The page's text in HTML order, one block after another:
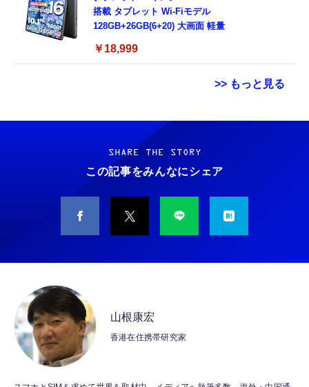
搭載 タブレット Wi-Fiモデル
128GB+26GB(6+20) 大画面 軽量
￥18,999
>> もっと見る
【ダウンロード版】契約事務手数料が無料に
なるmineoエントリーパッケージ
docomo/au/SoftBankの3回線が選べる格安
SIMカード【Amazon.co.jp限定】
￥100
【DL版】【初期費用3,300円が無料 ※1契約者
2回線/年に限り】IIJmioえらべるSIMカード
￥290
対応 ケーブル一体型 1.5m PSE認証品 GaN採
用 折りたたみ式プラグ しろちゃん 【
iPhone16 15 等対応】 EC-AC6920WF
USB Type Cケーブル【1m+1m+2m+2m/4
用 Garmin FORERUNNER 70 / 170 / 170
Music ガラスフィルム 保護フィルム 【3枚セ
ット 国産旭硝子素材】 用 ガーミン
FORERUNNER 70/170/170 Music フィルム
液晶 保護フィルム 耐衝撃 全面保護 自動吸着
気泡なし 簡単貼り付け ( 対応 Forerunner
170 Music フィルム )
￥698
GARMIN(ガーミン) Venu 3 Black/Slate
AMOLEDディスプレイ搭載 美麗液晶スマート
￥47,691
調光レンズ IPX4防水シャイニーブラック / グ
リーン 50mm 0RW4012
gpsタグ 紛失防止タグ 【iOS/Android両対
エレコム 充電器 Type-C USB-C 20W USB PD
対応 ケーブル一体型 1.5m PSE認証品 GaN採
用 折りたたみ式プラグ しろちゃん 【
iPhone16 15 等対応】 EC-AC6920WF
￥1,058
エレコム 充電器 Type-C USB-C 20W USB PD
対応 1ポート PSE認証品 GaN採用 折りたた
￥790
USB PD対応 PPS対応 GaN II採用 折りたた
み式プラグ ホワイト EC-AC11045WH
エレコム 充電器 30W Type-C 2ポート USB
SHARE THE STORY
この記事をみんなにシェア
山根康宏
香港在住携帯研究家